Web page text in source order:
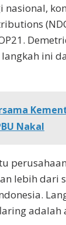
nasional,
ini
Nakal
lebih